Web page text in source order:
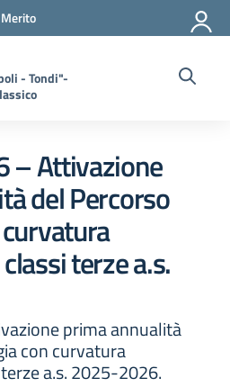
- Tondi"-
– Attivazione
del Percorso
terze a.s.
prima annualità
con curvatura
a.s. 2025-2026.